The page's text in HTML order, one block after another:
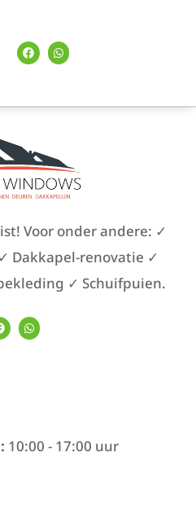
Voor onder andere: ✓
Dakkapel-renovatie ✓
✓ Schuifpuien.
10:00 - 17:00 uur